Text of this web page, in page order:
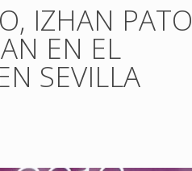
IZHAN PATO
EN EL
SEVILLA